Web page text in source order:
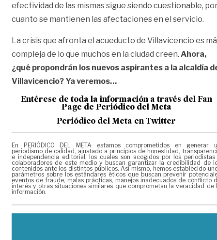
efectividad de las mismas sigue siendo cuestionable,
cuanto se mantienen las afectaciones en el servicio.
La crisis que afronta el acueducto de Villavicencio es
compleja de lo que muchos en la ciudad creen. Ahora,
¿qué propondrán los nuevos aspirantes a la alcaldía
Villavicencio? Ya veremos…
Entérese de toda la información a través del Fan
Page de Periódico del Meta
Periódico del Meta en Twitter
En PERIÓDICO DEL META estamos comprometidos en generar
periodismo de calidad, ajustado a principios de honestidad,
e independencia editorial, los cuales son acogidos por los periodistas
colaboradores de este medio y buscan garantizar la credibilidad de
contenidos ante los distintos públicos. Así mismo, hemos establecido
parámetros sobre los estándares éticos que buscan prevenir
eventos de fraude, malas prácticas, manejos inadecuados de conflicto
interés y otras situaciones similares que comprometan la veracidad de
información.